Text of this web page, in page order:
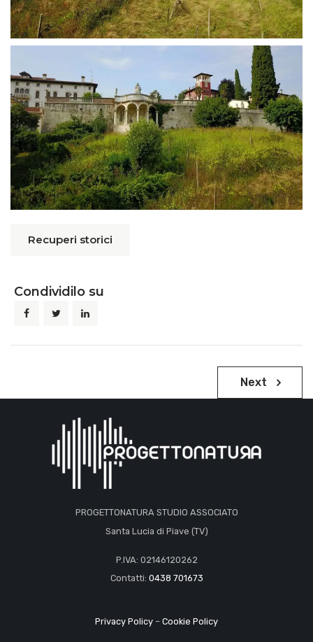
Recuperi storici
Condividilo su
articoli Next
PROGETTONATURA STUDIO ASSOCIATO
Santa Lucia di Piave (TV)
P.IVA: 02146120262
Contatti: 0438 701673
Privacy Policy – Cookie Policy